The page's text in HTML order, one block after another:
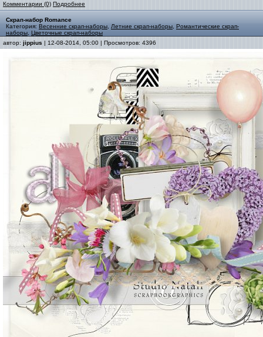
Комментарии (0) Подробнее
Скрап-набор Romance
Категория: Весенние скрап-наборы Летние скрап-наборы Романтические скрап-
наборы Цветочные скрап-наборы
автор: jippius | 12-08-2014, 05:00 | Просмотров: 4396